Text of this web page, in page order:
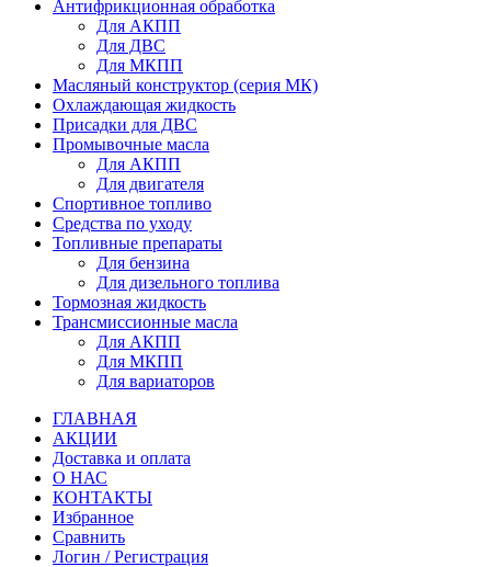
Антифрикционная обработка
Для АКПП
Для ДВС
Для МКПП
Масляный конструктор (серия МК)
Охлаждающая жидкость
Присадки для ДВС
Промывочные масла
Для АКПП
Для двигателя
Спортивное топливо
Средства по уходу
Топливные препараты
Для бензина
Для дизельного топлива
Тормозная жидкость
Трансмиссионные масла
Для АКПП
Для МКПП
Для вариаторов
ГЛАВНАЯ
АКЦИИ
Доставка и оплата
О НАС
КОНТАКТЫ
Избранное
Сравнить
Логин / Регистрация